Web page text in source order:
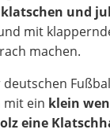
und
mit
machen.
deutschen
mit ein klein
eine